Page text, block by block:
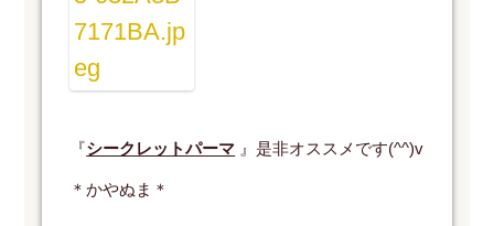
『シークレットパーマ 』是非オススメです(^^)v
＊かやぬま＊